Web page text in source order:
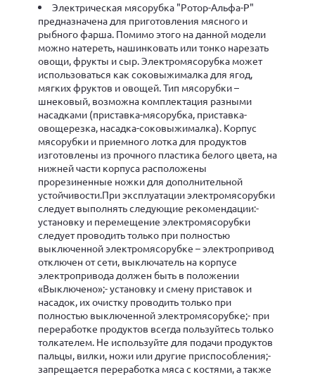
Электрическая мясорубка "Ротор-Альфа-Р"
предназначена для приготовления мясного и
рыбного фарша. Помимо этого на данной модели
можно натереть, нашинковать или тонко нарезать
овощи, фрукты и сыр. Электромясорубка может
использоваться как соковыжималка для ягод,
мягких фруктов и овощей. Тип мясорубки –
шнековый, возможна комплектация разными
насадками (приставка-мясорубка, приставка-
овощерезка, насадка-соковыжималка). Корпус
мясорубки и приемного лотка для продуктов
изготовлены из прочного пластика белого цвета, на
нижней части корпуса расположены
прорезиненные ножки для дополнительной
устойчивости.При эксплуатации электромясорубки
следует выполнять следующие рекомендации:-
установку и перемещение электромясорубки
следует проводить только при полностью
выключенной электромясорубке – электропривод
отключен от сети, выключатель на корпусе
электропривода должен быть в положении
«Выключено»;- установку и смену приставок и
насадок, их очистку проводить только при
полностью выключенной электромясорубке;- при
переработке продуктов всегда пользуйтесь только
толкателем. Не используйте для подачи продуктов
пальцы, вилки, ножи или другие приспособления;-
запрещается переработка мяса с костями, а также